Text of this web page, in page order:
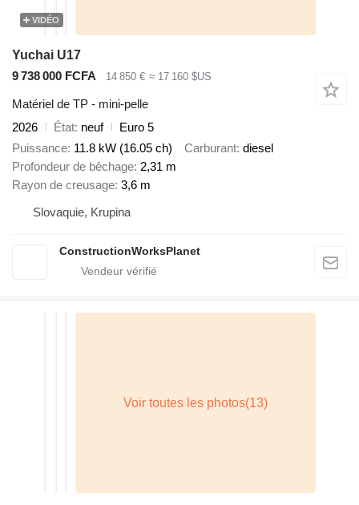
VIDÉO
Yuchai U17
9 738 000 FCFA
14 850 € ≈ 17 160 $US
Matériel de TP - mini-pelle
2026
État neuf
Euro 5
Puissance 11.8 kW (16.05 ch) Carburant diesel
Profondeur de bêchage 2,31 m
Rayon de creusage 3,6 m
Slovaquie, Krupina
ConstructionWorksPlanet